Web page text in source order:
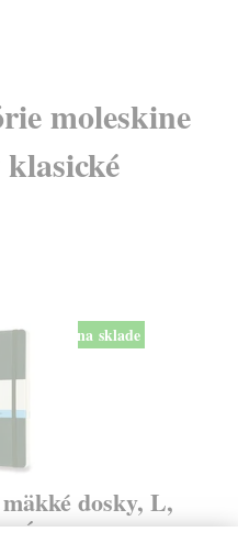
moleskine
na sklade
dosky, L,